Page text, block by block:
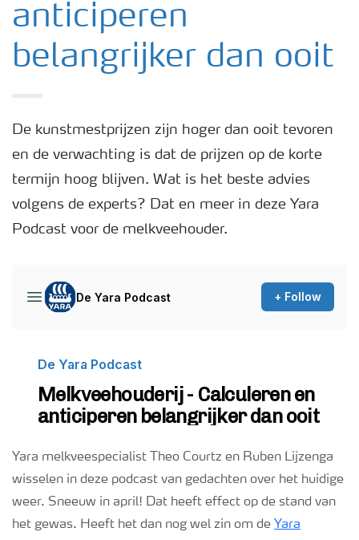
Meststoffen
Grow the future
Meststoffen veiligheid
Podcasts
Webinars
anticiperen
belangrijker dan ooit
De kunstmestprijzen zijn hoger dan ooit tevoren
en de verwachting is dat de prijzen op de korte
termijn hoog blijven. Wat is het beste advies
volgens de experts? Dat en meer in deze Yara
Podcast voor de melkveehouder.
Yara melkveespecialist Theo Courtz en Ruben Lijzenga
wisselen in deze podcast van gedachten over het huidige
weer. Sneeuw in april! Dat heeft effect op de stand van
het gewas. Heeft het dan nog wel zin om de Yara